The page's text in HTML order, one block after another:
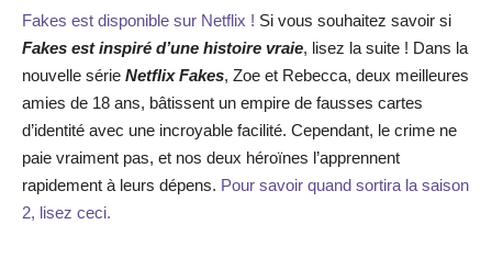
Fakes est disponible sur Netflix ! Si vous souhaitez savoir si
Fakes est inspiré d’une histoire vraie, lisez la suite ! Dans la
nouvelle série Netflix Fakes, Zoe et Rebecca, deux meilleures
amies de 18 ans, bâtissent un empire de fausses cartes
d’identité avec une incroyable facilité. Cependant, le crime ne
paie vraiment pas, et nos deux héroïnes l’apprennent
rapidement à leurs dépens. Pour savoir quand sortira la saison
2, lisez ceci.